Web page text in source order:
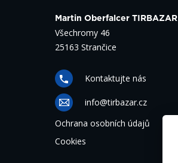
Martin Oberfalcer TIRBAZAR
Všechromy 46
25163 Strančice
Kontaktujte nás
info@tirbazar.cz
Ochrana osobních údajů
Cookies